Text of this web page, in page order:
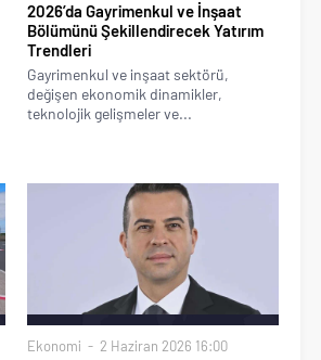
2026’da Gayrimenkul ve İnşaat
Bölümünü Şekillendirecek Yatırım
Trendleri
Gayrimenkul ve inşaat sektörü,
değişen ekonomik dinamikler,
teknolojik gelişmeler ve...
Ekonomi 2 Haziran 2026 16:00